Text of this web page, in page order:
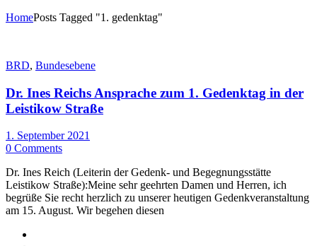
HomePosts Tagged "1. gedenktag"
BRD, Bundesebene
Dr. Ines Reichs Ansprache zum 1. Gedenktag in der
Leistikow Straße
1. September 2021
0 Comments
Dr. Ines Reich (Leiterin der Gedenk- und Begegnungsstätte
Leistikow Straße):Meine sehr geehrten Damen und Herren, ich
begrüße Sie recht herzlich zu unserer heutigen Gedenkveranstaltung
am 15. August. Wir begehen diesen